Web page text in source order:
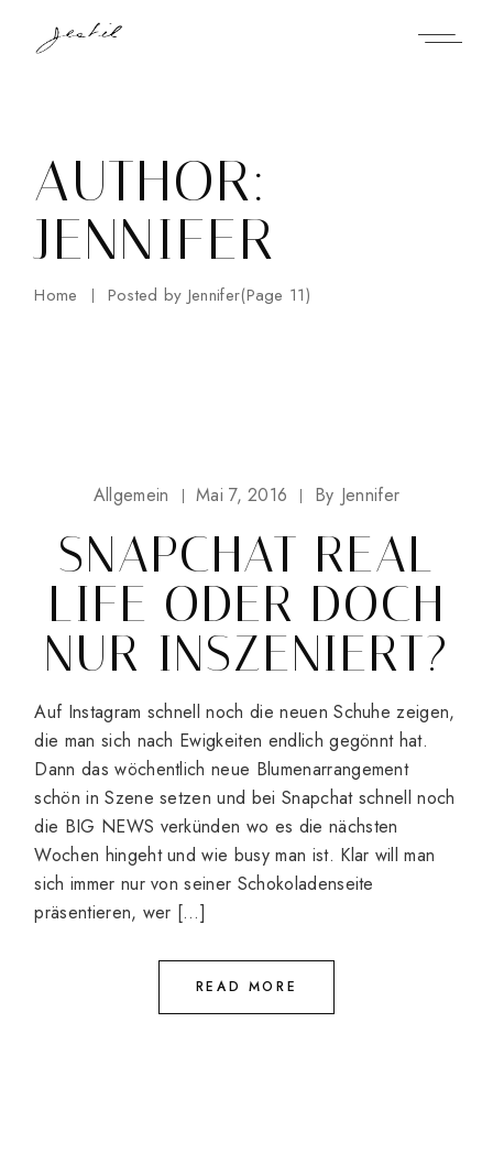
content
AUTHOR:
JENNIFER
Home Posted by Jennifer(Page 11)
Allgemein Mai 7, 2016 By Jennifer
SNAPCHAT REAL
LIFE ODER DOCH
NUR INSZENIERT?
Auf Instagram schnell noch die neuen Schuhe zeigen,
die man sich nach Ewigkeiten endlich gegönnt hat.
Dann das wöchentlich neue Blumenarrangement
schön in Szene setzen und bei Snapchat schnell noch
die BIG NEWS verkünden wo es die nächsten
Wochen hingeht und wie busy man ist. Klar will man
sich immer nur von seiner Schokoladenseite
präsentieren, wer […]
READ MORE